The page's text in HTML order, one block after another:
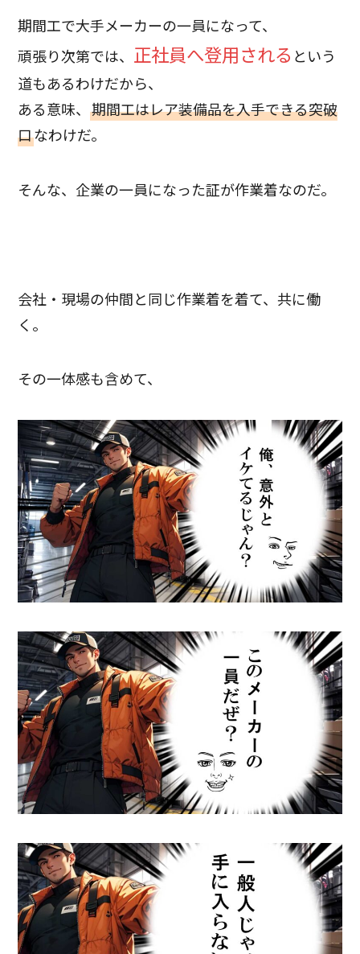
期間工で大手メーカーの一員になって、
頑張り次第では、 正社員へ登用される という
道もあるわけだから、
ある意味、期間工はレア装備品を入手できる突破
口なわけだ。
そんな、企業の一員になった証が作業着なのだ。
会社・現場の仲間と同じ作業着を着て、共に働
く。
その一体感も含めて、